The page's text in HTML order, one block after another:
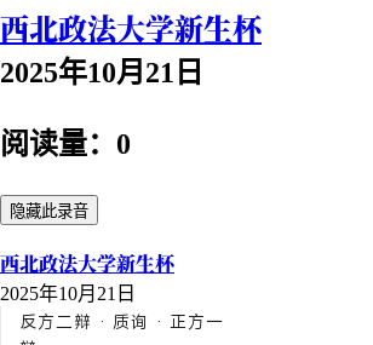
西北政法大学新生杯
2025年10月21日
阅读量：0
隐藏此录音
西北政法大学新生杯
2025年10月21日
反方二辩 · 质询 · 正方一